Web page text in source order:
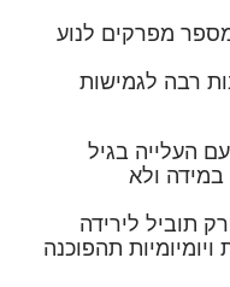
מפרקים לנוע
רבה לגמישות
העלייה בגיל
במידה ולא
תוביל לירידה
תהפוכנה